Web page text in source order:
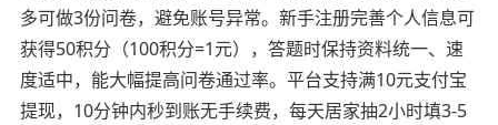
多可做3份问卷，避免账号异常。新手注册完善个人信息可
获得50积分（100积分=1元），答题时保持资料统一、速
度适中，能大幅提高问卷通过率。平台支持满10元支付宝
提现，10分钟内秒到账无手续费，每天居家抽2小时填3-5